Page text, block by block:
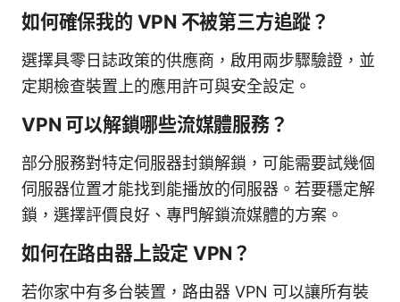
如何確保我的 VPN 不被第三方追蹤？
選擇具零日誌政策的供應商，啟用兩步驟驗證，並
定期檢查裝置上的應用許可與安全設定。
VPN 可以解鎖哪些流媒體服務？
部分服務對特定伺服器封鎖解鎖，可能需要試幾個
伺服器位置才能找到能播放的伺服器。若要穩定解
鎖，選擇評價良好、專門解鎖流媒體的方案。
如何在路由器上設定 VPN？
若你家中有多台裝置，路由器 VPN 可以讓所有裝